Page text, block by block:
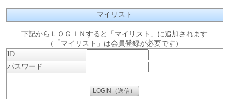
マイリスト
下記からＬＯＧＩＮすると「マイリスト」に追加されます
（「マイリスト」は会員登録が必要です）
ID
パスワード